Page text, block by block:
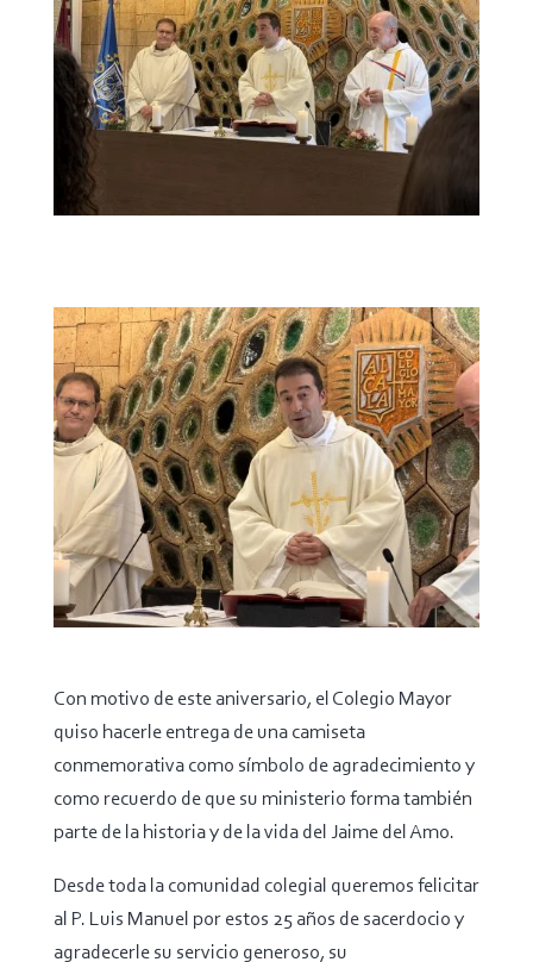
Con motivo de este aniversario, el Colegio Mayor
quiso hacerle entrega de una camiseta
conmemorativa como símbolo de agradecimiento y
como recuerdo de que su ministerio forma también
parte de la historia y de la vida del Jaime del Amo.
Desde toda la comunidad colegial queremos felicitar
al P. Luis Manuel por estos 25 años de sacerdocio y
agradecerle su servicio generoso, su